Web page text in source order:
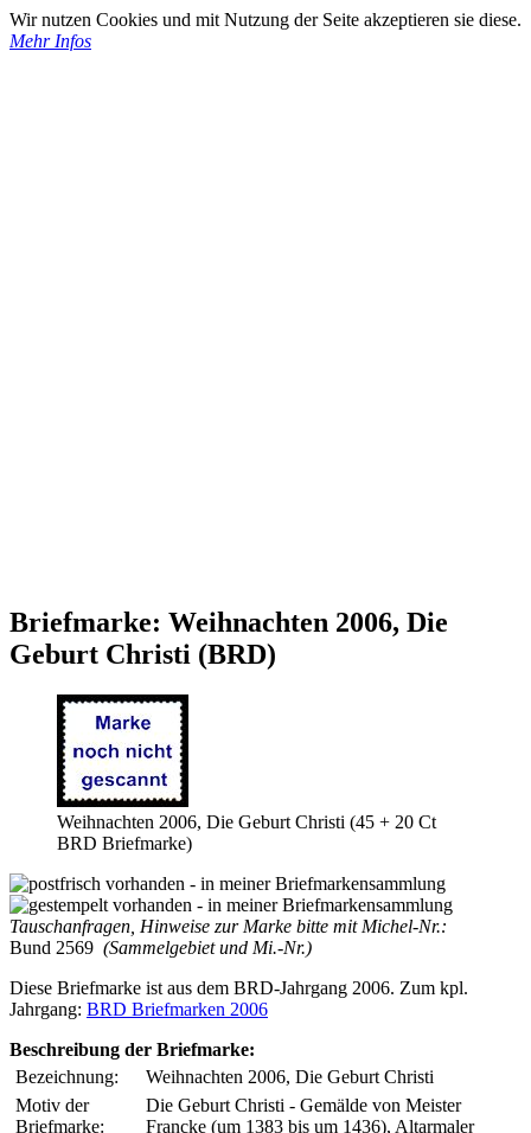
Wir nutzen Cookies und mit Nutzung der Seite akzeptieren sie diese.
Mehr Infos
Briefmarke: Weihnachten 2006, Die
Geburt Christi (BRD)
Weihnachten 2006, Die Geburt Christi (45 + 20 Ct
BRD Briefmarke)
Tauschanfragen, Hinweise zur Marke bitte mit Michel-Nr.:
Bund 2569 (Sammelgebiet und Mi.-Nr.)
Diese Briefmarke ist aus dem BRD-Jahrgang 2006. Zum kpl.
Jahrgang: BRD Briefmarken 2006
Beschreibung der Briefmarke:
Bezeichnung:
Weihnachten 2006, Die Geburt Christi
Motiv der
Briefmarke:
Die Geburt Christi - Gemälde von Meister
Francke (um 1383 bis um 1436), Altarmaler